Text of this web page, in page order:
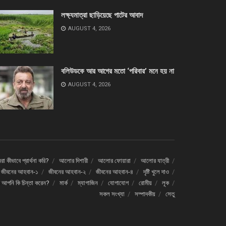
লক্ষ্যমাত্রা ছাড়িয়েছে পাটের আবাদ
AUGUST 4, 2026
বলিউডকে আর আগের মতো ‘পরিবার’ মনে হয় না
AUGUST 4, 2026
কীভাবে প্রার্থনা করি? আলোর দিশারী আলোর ফোয়ারা
আলোর যাত্রী
জীবনের আহবান-১ জীবনের আহবান-২ জীবনের আহবান-৪
দৃষ্টি খুলে দাও
কি চিন্তা করেন? মার্ক ম্যাগাজিন যোগাযোগ রোমীয়
লূক
সকল সংখ্যা
সম্পাদকীয় সেতু